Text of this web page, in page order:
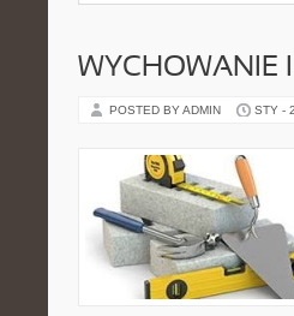
WYCHOWANIE
POSTED BY ADMIN STY -